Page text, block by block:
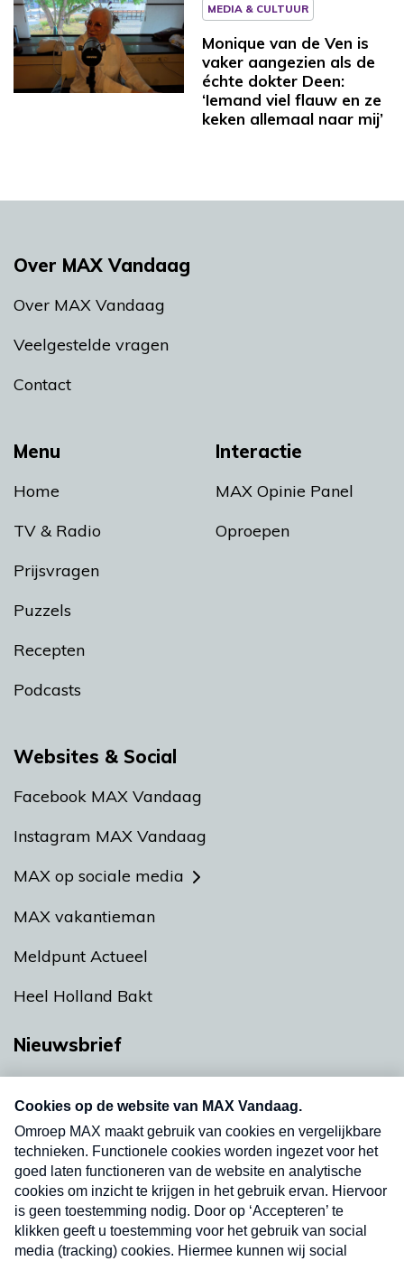
MEDIA & CULTUUR
Monique van de Ven is
vaker aangezien als de
échte dokter Deen:
‘Iemand viel flauw en ze
keken allemaal naar mij’
Menu
Home
TV & Radio
Prijsvragen
Puzzels
Recepten
Podcasts
Interactie
MAX Opinie Panel
Oproepen
Over MAX Vandaag
Over MAX Vandaag
Veelgestelde vragen
Contact
Websites & Social
Facebook MAX Vandaag
Instagram MAX Vandaag
MAX op sociale media
MAX vakantieman
Meldpunt Actueel
Heel Holland Bakt
Nieuwsbrief
nieuwsbrief. Elke vrijdag- en dinsdagochtend in
uw mailbox.
Verzend